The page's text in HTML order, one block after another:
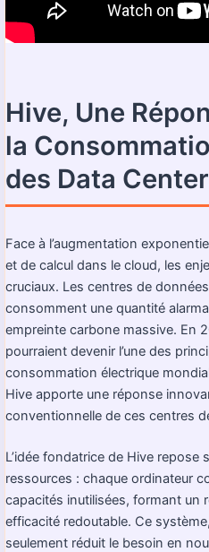
Hive, Une
la
des Data
Face à l’augmentation
et de calcul dans le cloud, les
cruciaux. Les centres de
consomment une quantité
empreinte carbone massive. En
pourraient devenir l’une des
consommation électrique
Hive apporte une réponse
conventionnelle de ces centres
L’idée fondatrice de Hive repose
ressources : chaque ordinateur
capacités inutilisées, formant un
efficacité redoutable. Ce
seulement réduit le besoin en